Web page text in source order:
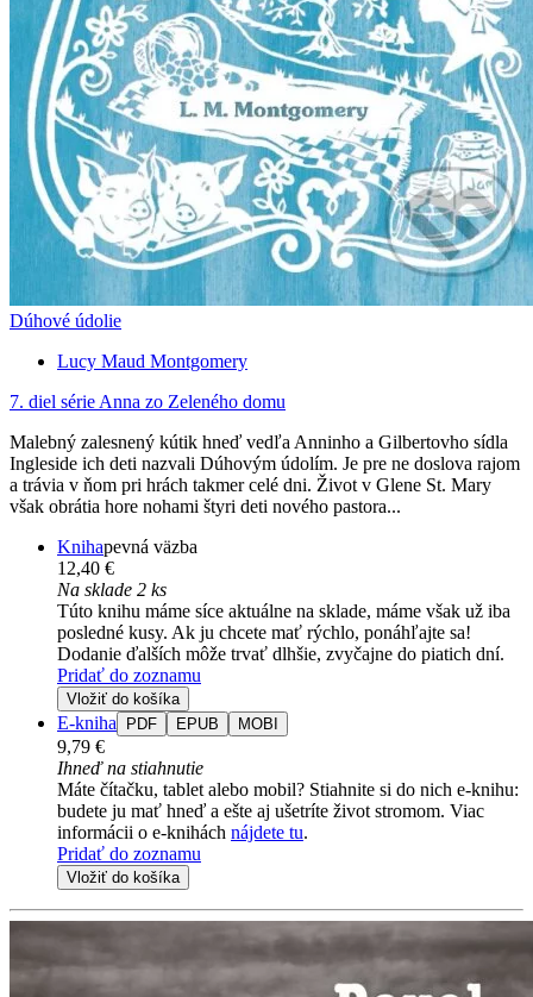
Dúhové údolie
Lucy Maud Montgomery
7. diel série Anna zo Zeleného domu
Malebný zalesnený kútik hneď vedľa Anninho a Gilbertovho sídla
Ingleside ich deti nazvali Dúhovým údolím. Je pre ne doslova rajom
a trávia v ňom pri hrách takmer celé dni. Život v Glene St. Mary
však obrátia hore nohami štyri deti nového pastora...
Knihapevná väzba
12,40 €
Na sklade 2 ks
Túto knihu máme síce aktuálne na sklade, máme však už iba
posledné kusy. Ak ju chcete mať rýchlo, ponáhľajte sa!
Dodanie ďalších môže trvať dlhšie, zvyčajne do piatich dní.
Pridať do zoznamu
Vložiť do košíka
E-kniha PDF EPUB MOBI
9,79 €
Ihneď na stiahnutie
Máte čítačku, tablet alebo mobil? Stiahnite si do nich e-knihu:
budete ju mať hneď a ešte aj ušetríte život stromom. Viac
informácii o e-knihách nájdete tu.
Pridať do zoznamu
Vložiť do košíka